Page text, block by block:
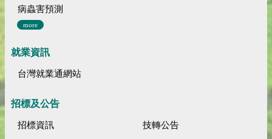
病蟲害預測
more
就業資訊
台灣就業通網站
招標及公告
招標資訊 技轉公告